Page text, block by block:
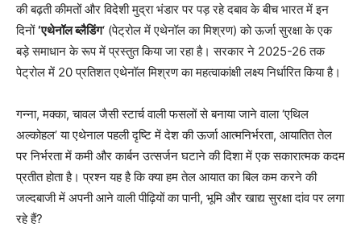
की बढ़ती कीमतों और विदेशी मुद्रा भंडार पर पड़ रहे दबाव के बीच भारत में इन
दिनों‘एथेनॉल ब्लैडिंग‘ (पेट्रोल में एथेनॉल का मिश्रण) को ऊर्जा सुरक्षा के एक
बड़े समाधान के रूप में प्रस्तुत किया जा रहा है। सरकार ने 2025-26 तक
पेट्रोल में 20 प्रतिशत एथेनॉल मिश्रण का महत्वाकांक्षी लक्ष्य निर्धारित किया है।
गन्ना, मक्का, चावल जैसी स्टार्च वाली फसलों से बनाया जाने वाला ‘एथिल
अल्कोहल’ या एथेनाल पहली दृष्टि में देश की ऊर्जा आत्मनिर्भरता, आयातित तेल
पर निर्भरता में कमी और कार्बन उत्सर्जन घटाने की दिशा में एक सकारात्मक कदम
प्रतीत होता है। प्रश्न यह है कि क्या हम तेल आयात का बिल कम करने की
जल्दबाजी में अपनी आने वाली पीढ़ियों का पानी, भूमि और खाद्य सुरक्षा दांव पर लगा
रहे हैं?